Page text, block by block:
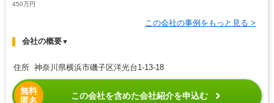
450万円
この会社の事例をもっと見る >
会社の概要▼
住所 神奈川県横浜市磯子区洋光台1-13-18
無料
匿名
この会社を含めた会社紹介を申込む